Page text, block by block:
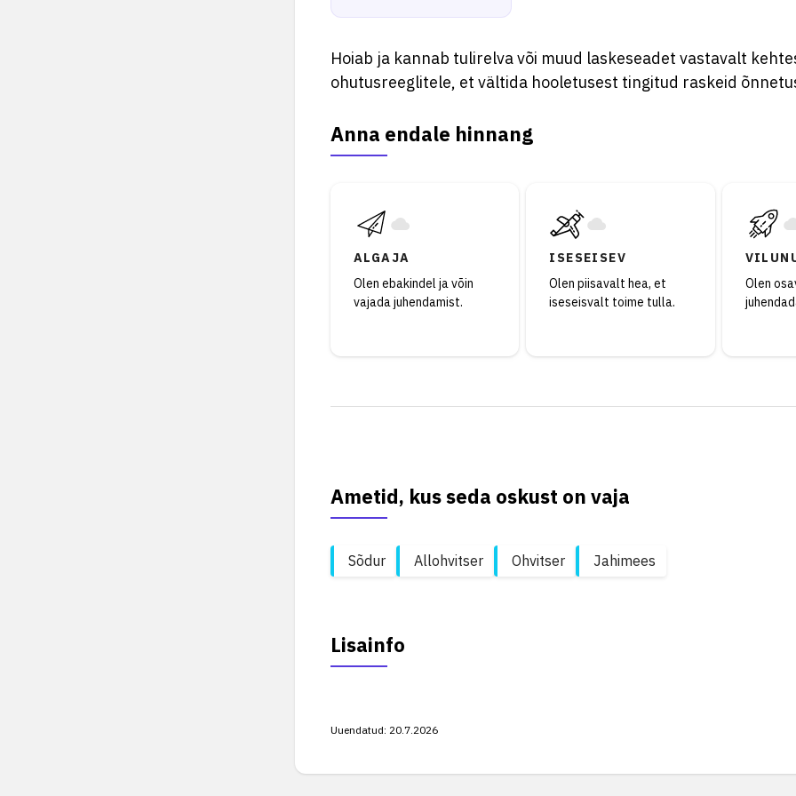
Hoiab ja kannab tulirelva või muud laskeseadet vastavalt
ohutusreeglitele, et vältida hooletusest tingitud raskeid
Anna endale hinnang
ALGAJA
Olen ebakindel ja võin
vajada juhendamist.
ISESEISEV
Olen piisavalt hea, et
iseseisvalt toime tulla.
Olen
Ametid, kus seda oskust on vaja
Sõdur Allohvitser Ohvitser Jahimees
Lisainfo
Uuendatud: 20.7.2026